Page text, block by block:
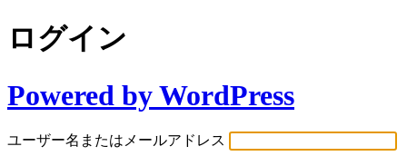
ログイン
Powered by WordPress
ユーザー名またはメールアドレス